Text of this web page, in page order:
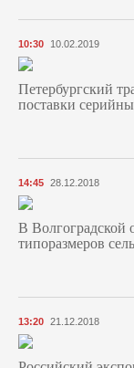
10:30 10.02.2019
Петербургский
поставки
14:45 28.12.2018
В Волгоградской
типоразмеров
13:20 21.12.2018